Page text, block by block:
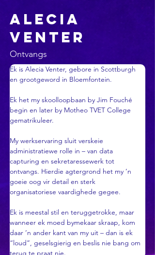
alecia
venter
Ontvangs
Ek is Alecia Venter, gebore in Scottburgh
en grootgeword in Bloemfontein.
Ek het my skoolloopbaan by Jim Fouché
begin en later by Motheo TVET College
gematrikuleer.
My werkservaring sluit verskeie
administratiewe rolle in – van data
capturing en sekretaressewerk tot
ontvangs. Hierdie agtergrond het my ’n
goeie oog vir detail en sterk
organisatoriese vaardighede gegee.
Ek is meestal stil en teruggetrokke, maar
wanneer ek moed bymekaar skraap, kom
daar ’n ander kant van my uit – dan is ek
“loud”, geselsgierig en beslis nie bang om
terug te praat nie.